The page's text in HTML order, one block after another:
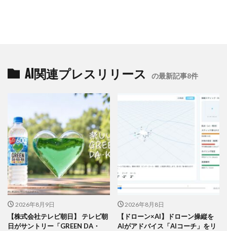
AI関連プレスリリース の最新記事8件
2026年8月9日
【株式会社テレビ朝日】 テレビ朝
日がサントリー「GREEN DA・
2026年8月8日
【ドローン×AI】ドローン操縦を
AIがアドバイス「AIコーチ」をリ